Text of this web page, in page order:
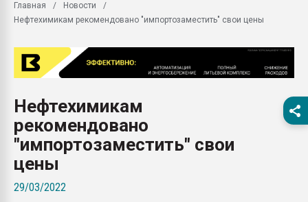
Всё, что касается
бутылок
Материал
вакуумного
поликарбоната и АБС-
Главная
Новости
Нефтехимикам рекомендовано "импортозаместить" свои цены
Нефтехимикам
рекомендовано
"импортозаместить" свои
цены
29/03/2022